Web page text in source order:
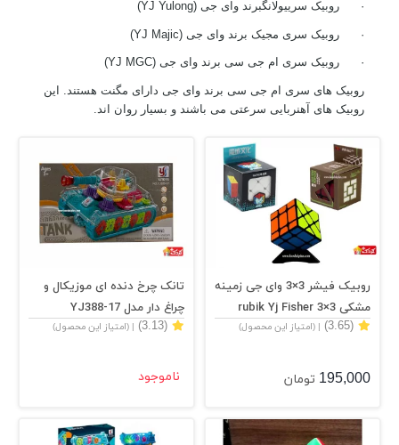
· روبیک سرییولانگبرند وای جی (YJ Yulong
)
· روبیک سری مجیک برند وای جی (YJ Majic
)
· روبیک سری ام جی سی برند وای جی (YJ MGC
)
روبیک های سری ام جی سی برند وای جی دارای مگنت هستند. این
روبیک های آهنربایی سرعتی می باشند و بسیار روان اند.
روبیک فیشر 3×3 وای جی زمینه
مشکی 3×3 rubik Yj Fisher
(3.65)
| (امتیاز این محصول)
195,000 تومان
تانک چرخ دنده ای موزیکال و
چراغ دار مدل 17-YJ388
(3.13)
| (امتیاز این محصول)
ناموجود